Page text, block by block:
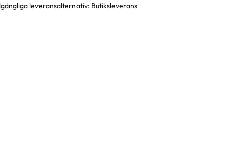
leveransalternativ: Butiksleverans